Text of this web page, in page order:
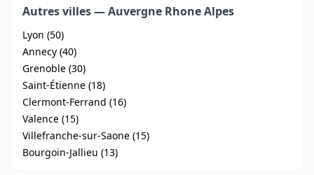
Autres villes — Auvergne Rhone Alpes
Lyon (50)
Annecy (40)
Grenoble (30)
Saint-Étienne (18)
Clermont-Ferrand (16)
Valence (15)
Villefranche-sur-Saone (15)
Bourgoin-Jallieu (13)